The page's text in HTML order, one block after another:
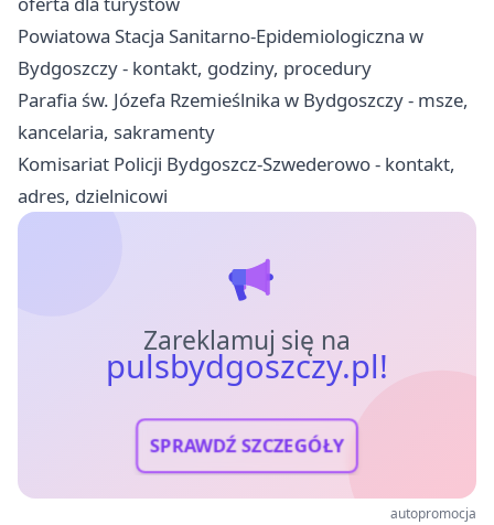
Powiatowa Stacja Sanitarno-Epidemiologiczna w
Bydgoszczy - kontakt, godziny, procedury
Parafia św. Józefa Rzemieślnika w Bydgoszczy - msze,
kancelaria, sakramenty
Komisariat Policji Bydgoszcz-Szwederowo - kontakt,
adres, dzielnicowi
Zareklamuj się na
pulsbydgoszczy.pl!
SPRAWDŹ SZCZEGÓŁY
autopromocja